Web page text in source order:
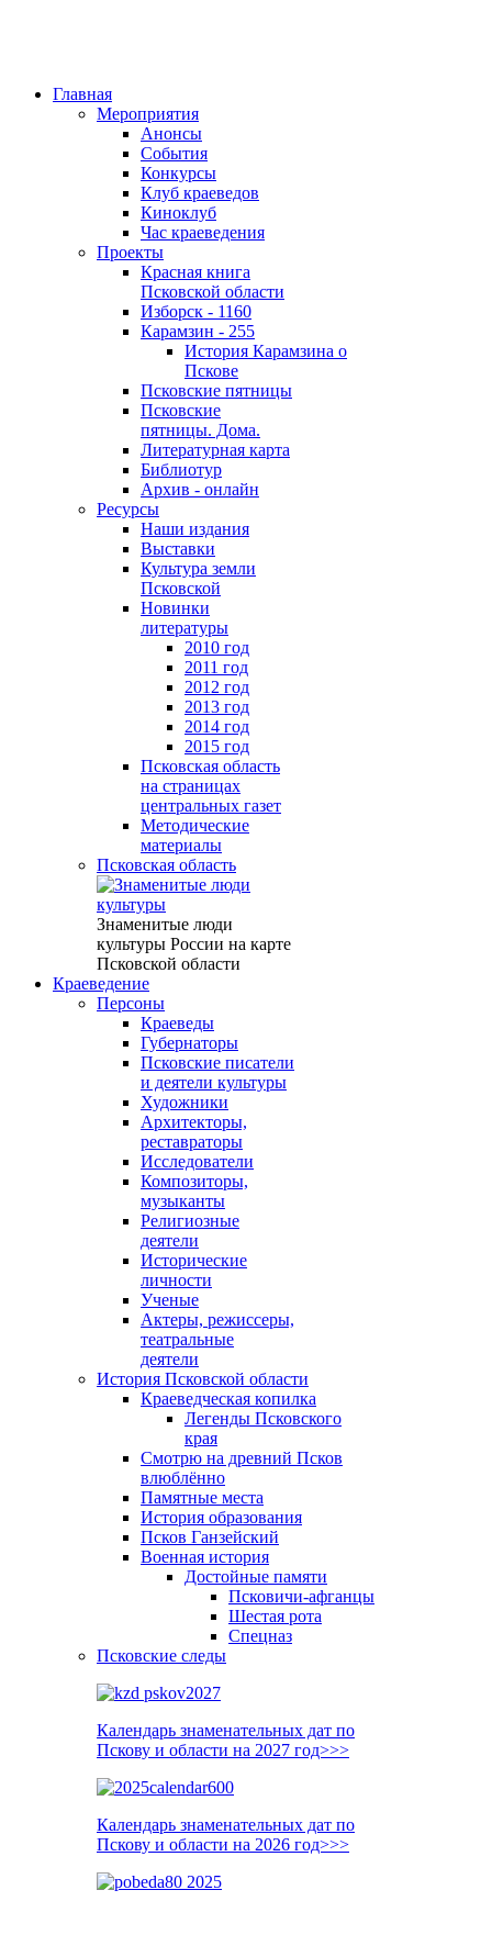
Главная
Мероприятия
Анонсы
События
Конкурсы
Клуб краеведов
Киноклуб
Час краеведения
Проекты
Красная книга
Псковской области
Изборск - 1160
Карамзин - 255
История Карамзина о
Пскове
Псковские пятницы
Псковские
пятницы. Дома.
Литературная карта
Библиотур
Архив - онлайн
Ресурсы
Наши издания
Выставки
Культура земли
Псковской
Новинки
литературы
2010 год
2011 год
2012 год
2013 год
2014 год
2015 год
Псковская область
на страницах
центральных газет
Методические
материалы
Псковская область
Знаменитые люди
культуры России на карте
Псковской области
Краеведение
Персоны
Краеведы
Губернаторы
Псковские писатели
и деятели культуры
Художники
Архитекторы,
реставраторы
Исследователи
Композиторы,
музыканты
Религиозные
деятели
Исторические
личности
Ученые
Актеры, режиссеры,
театральные
деятели
История Псковской области
Краеведческая копилка
Легенды Псковского
края
Смотрю на древний Псков
влюблённо
Памятные места
История образования
Псков Ганзейский
Военная история
Достойные памяти
Псковичи-афганцы
Шестая рота
Спецназ
Псковские следы
Календарь знаменательных дат по
Пскову и области на 2027 год>>>
Календарь знаменательных дат по
Пскову и области на 2026 год>>>